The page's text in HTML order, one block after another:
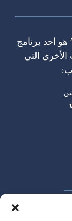
هو احد برنامج
التي